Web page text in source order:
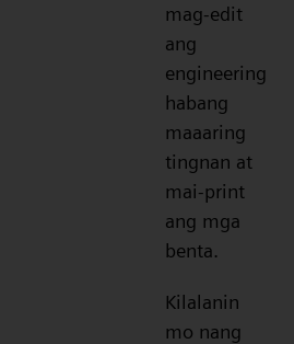
mag-edit
ang
engineering
habang
maaaring
tingnan at
mai-print
ang mga
benta.
Kilalanin
mo nang